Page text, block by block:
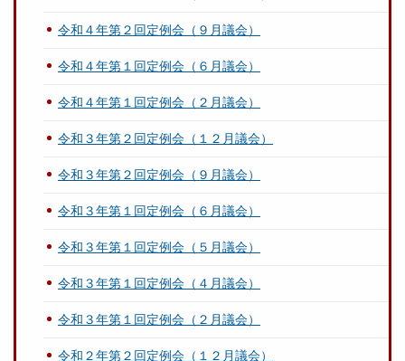
令和４年第２回定例会（９月議会）
令和４年第１回定例会（６月議会）
令和４年第１回定例会（２月議会）
令和３年第２回定例会（１２月議会）
令和３年第２回定例会（９月議会）
令和３年第１回定例会（６月議会）
令和３年第１回定例会（５月議会）
令和３年第１回定例会（４月議会）
令和３年第１回定例会（２月議会）
令和２年第２回定例会（１２月議会）